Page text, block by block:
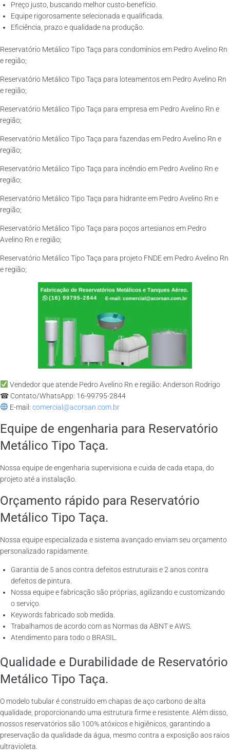
Preço justo, buscando melhor custo-benefício.
Equipe rigorosamente selecionada e qualificada.
Eficiência, prazo e qualidade na produção.
Reservatório Metálico Tipo Taça para condomínios em Pedro Avelino Rn
e região;
Reservatório Metálico Tipo Taça para loteamentos em Pedro Avelino Rn
e região;
Reservatório Metálico Tipo Taça para empresa em Pedro Avelino Rn e
região;
Reservatório Metálico Tipo Taça para fazendas em Pedro Avelino Rn e
região;
Reservatório Metálico Tipo Taça para incêndio em Pedro Avelino Rn e
região;
Reservatório Metálico Tipo Taça para hidrante em Pedro Avelino Rn e
região;
Reservatório Metálico Tipo Taça para poços artesianos em Pedro
Avelino Rn e região;
Reservatório Metálico Tipo Taça para projeto FNDE em Pedro Avelino Rn
e região;
Vendedor que atende Pedro Avelino Rn e região: Anderson Rodrigo
☎ Contato/WhatsApp: 16-99795-2844
E-mail: comercial@acorsan.com.br
Equipe de engenharia para Reservatório
Metálico Tipo Taça.
Nossa equipe de engenharia supervisiona e cuida de cada etapa, do
projeto até a instalação.
Orçamento rápido para Reservatório
Metálico Tipo Taça.
Nossa equipe especializada e sistema avançado enviam seu orçamento
personalizado rapidamente.
Garantia de 5 anos contra defeitos estruturais e 2 anos contra
defeitos de pintura.
Nossa equipe e fabricação são próprias, agilizando e customizando
o serviço.
Keywords fabricado sob medida.
Trabalhamos de acordo com as Normas da ABNT e AWS.
Atendimento para todo o BRASIL.
Qualidade e Durabilidade de Reservatório
Metálico Tipo Taça.
O modelo tubular é construído em chapas de aço carbono de alta
qualidade, proporcionando uma estrutura firme e resistente. Além disso,
nossos reservatórios são 100% atóxicos e higiênicos, garantindo a
preservação da qualidade da água, mesmo contra a exposição aos raios
ultravioleta.